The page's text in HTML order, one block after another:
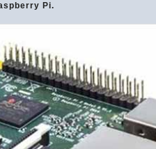
Pi.